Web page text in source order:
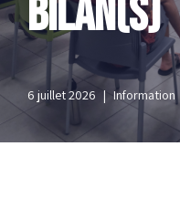
Bilan(s)
6 juillet 2026 Information